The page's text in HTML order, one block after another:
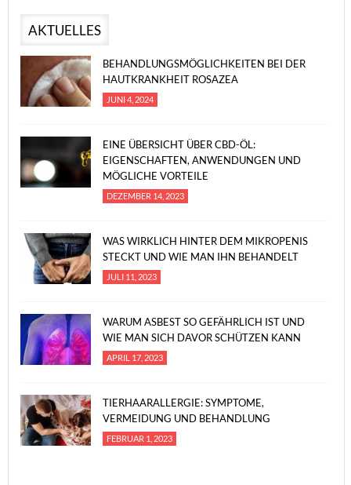
AKTUELLES
BEHANDLUNGSMÖGLICHKEITEN BEI DER
HAUTKRANKHEIT ROSAZEA
JUNI 4, 2024
EINE ÜBERSICHT ÜBER CBD-ÖL:
EIGENSCHAFTEN, ANWENDUNGEN UND
MÖGLICHE VORTEILE
DEZEMBER 14, 2023
WAS WIRKLICH HINTER DEM MIKROPENIS
STECKT UND WIE MAN IHN BEHANDELT
JULI 11, 2023
WARUM ASBEST SO GEFÄHRLICH IST UND
WIE MAN SICH DAVOR SCHÜTZEN KANN
APRIL 17, 2023
TIERHAARALLERGIE: SYMPTOME,
VERMEIDUNG UND BEHANDLUNG
FEBRUAR 1, 2023